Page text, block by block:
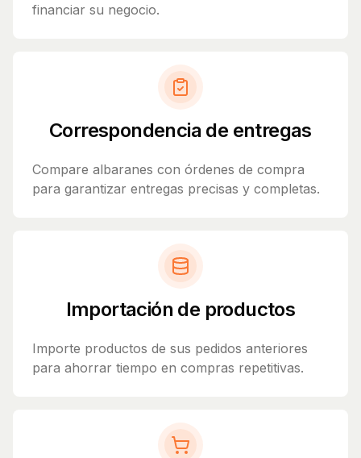
financiar su negocio.
Correspondencia de entregas
Compare albaranes con órdenes de compra
para garantizar entregas precisas y completas.
Importación de productos
Importe productos de sus pedidos anteriores
para ahorrar tiempo en compras repetitivas.